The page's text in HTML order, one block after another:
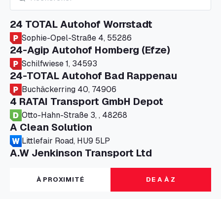
24 TOTAL Autohof Worrstadt
Sophie-Opel-Straße 4, 55286
24-Agip Autohof Homberg (Efze)
Schilfwiese 1, 34593
24-TOTAL Autohof Bad Rappenau
Buchäckerring 40, 74906
4 RATAI Transport GmbH Depot
Otto-Hahn-Straße 3, , 48268
A Clean Solution
Littlefair Road, HU9 5LP
A.W Jenkinson Transport Ltd
Progress House, ME11 5GA
A+G Nettetal - Depot Parking
Am Panneschopp 7, 41334
À PROXIMITÉ DE A À Z